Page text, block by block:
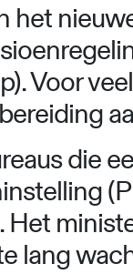
het
Voor
die
Het
lang